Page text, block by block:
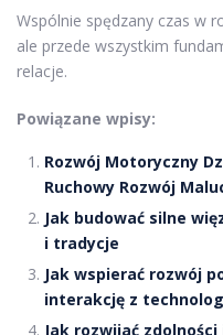
Wspólnie spędzany czas w
ale przede wszystkim
relacje.
Powiązane wpisy:
Rozwój Motoryczny
Ruchowy Rozwój
Jak budować silne
i tradycje
Jak wspierać rozwój
interakcję z
Jak rozwijać